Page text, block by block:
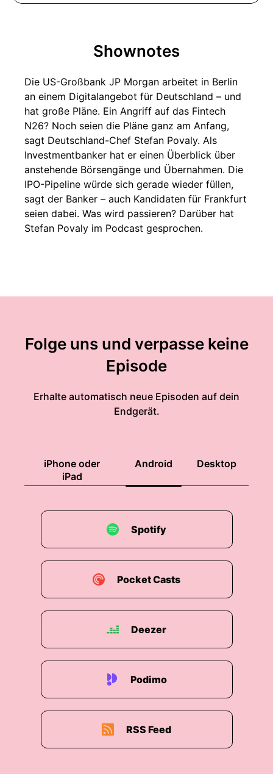
Shownotes
Die US-Großbank JP Morgan arbeitet in Berlin
an einem Digitalangebot für Deutschland – und
hat große Pläne. Ein Angriff auf das Fintech
N26? Noch seien die Pläne ganz am Anfang,
sagt Deutschland-Chef Stefan Povaly. Als
Investmentbanker hat er einen Überblick über
anstehende Börsengänge und Übernahmen. Die
IPO-Pipeline würde sich gerade wieder füllen,
sagt der Banker – auch Kandidaten für Frankfurt
seien dabei. Was wird passieren? Darüber hat
Stefan Povaly im Podcast gesprochen.
Folge uns und verpasse keine
Episode
Erhalte automatisch neue Episoden auf dein
Endgerät.
iPhone oder
iPad
Android Desktop
Spotify
Pocket Casts
Deezer
Podimo
RSS Feed